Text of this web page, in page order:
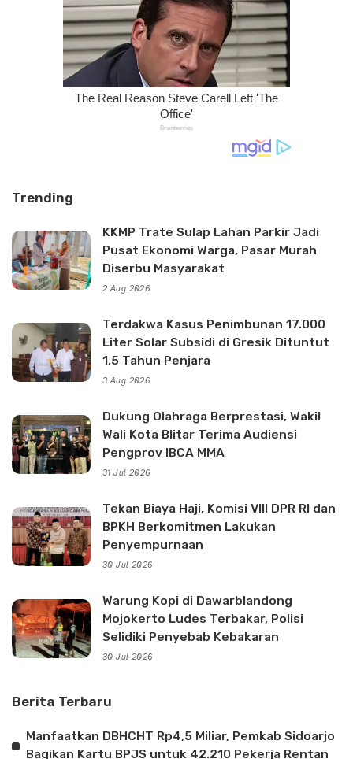
Trending
KKMP Trate Sulap Lahan Parkir Jadi
Pusat Ekonomi Warga, Pasar Murah
Diserbu Masyarakat
2 Aug 2026
Terdakwa Kasus Penimbunan 17.000
Liter Solar Subsidi di Gresik Dituntut
1,5 Tahun Penjara
3 Aug 2026
Dukung Olahraga Berprestasi, Wakil
Wali Kota Blitar Terima Audiensi
Pengprov IBCA MMA
31 Jul 2026
Tekan Biaya Haji, Komisi VIII DPR RI dan
BPKH Berkomitmen Lakukan
Penyempurnaan
30 Jul 2026
Warung Kopi di Dawarblandong
Mojokerto Ludes Terbakar, Polisi
Selidiki Penyebab Kebakaran
30 Jul 2026
Berita Terbaru
Manfaatkan DBHCHT Rp4,5 Miliar, Pemkab Sidoarjo
Bagikan Kartu BPJS untuk 42.210 Pekerja Rentan